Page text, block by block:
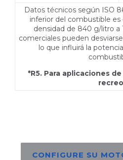
Datos técnicos según ISO
inferior del combustible
densidad de 840 g/litro a
comerciales pueden
lo que influirá la
*R5. Para aplicaciones
recreo
CONFIGURE SU